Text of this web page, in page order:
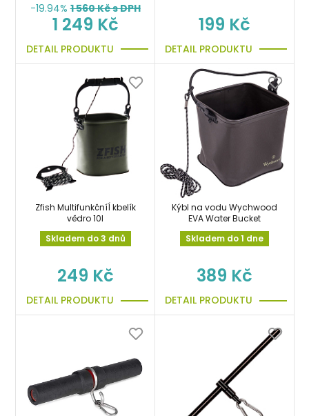
-19.94% 1 560Kč s DPH
1 249 Kč
DETAIL PRODUKTU
199 Kč
DETAIL PRODUKTU
Zfish MultifunkčníÍ kbelík
vědro 10l
Skladem do 3 dnů
249 Kč
DETAIL PRODUKTU
Kýbl na vodu Wychwood
EVA Water Bucket
Skladem do 1 dne
389 Kč
DETAIL PRODUKTU